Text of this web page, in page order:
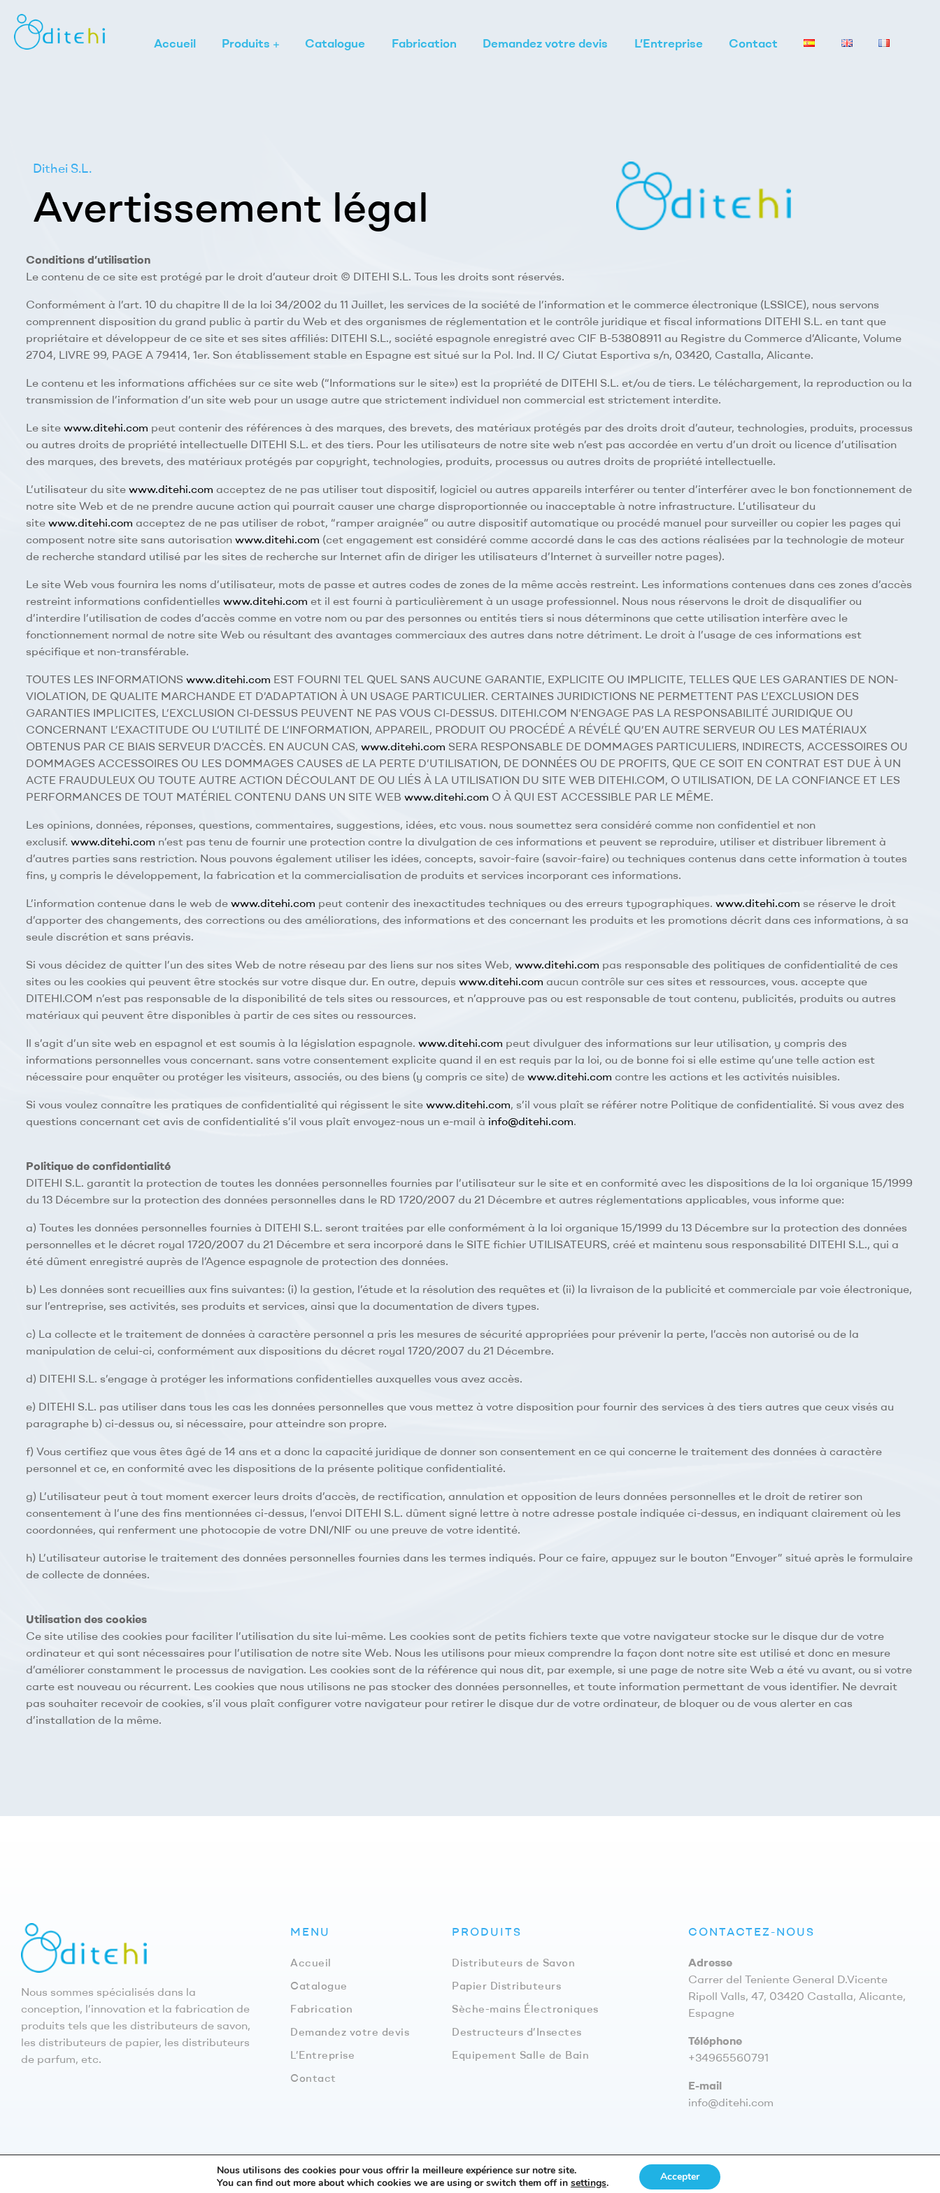
Higiene
Accueil Produits Catalogue Fabrication Demandez votre devis L’Entreprise Contact
Dithei S.L.
Avertissement légal
Conditions d’utilisation
Le contenu de ce site est protégé par le droit d’auteur droit © DITEHI S.L. Tous les droits sont réservés.
Conformément à l’art. 10 du chapitre II de la loi 34/2002 du 11 Juillet, les services de la société de l’information et le commerce électronique (LSSICE), nous servons
comprennent disposition du grand public à partir du Web et des organismes de réglementation et le contrôle juridique et fiscal informations DITEHI S.L. en tant que
propriétaire et développeur de ce site et ses sites affiliés: DITEHI S.L., société espagnole enregistré avec CIF B-53808911 au Registre du Commerce d’Alicante, Volume
2704, LIVRE 99, PAGE A 79414, 1er. Son établissement stable en Espagne est situé sur la Pol. Ind. II C/ Ciutat Esportiva s/n, 03420, Castalla, Alicante.
Le contenu et les informations affichées sur ce site web (“Informations sur le site») est la propriété de DITEHI S.L. et/ou de tiers. Le téléchargement, la reproduction ou la
transmission de l’information d’un site web pour un usage autre que strictement individuel non commercial est strictement interdite.
Le site www.ditehi.com peut contenir des références à des marques, des brevets, des matériaux protégés par des droits droit d’auteur, technologies, produits, processus
ou autres droits de propriété intellectuelle DITEHI S.L. et des tiers. Pour les utilisateurs de notre site web n’est pas accordée en vertu d’un droit ou licence d’utilisation
des marques, des brevets, des matériaux protégés par copyright, technologies, produits, processus ou autres droits de propriété intellectuelle.
L’utilisateur du site www.ditehi.com acceptez de ne pas utiliser tout dispositif, logiciel ou autres appareils interférer ou tenter d’interférer avec le bon fonctionnement de
notre site Web et de ne prendre aucune action qui pourrait causer une charge disproportionnée ou inacceptable à notre infrastructure. L’utilisateur du
site www.ditehi.com acceptez de ne pas utiliser de robot, “ramper araignée” ou autre dispositif automatique ou procédé manuel pour surveiller ou copier les pages qui
composent notre site sans autorisation www.ditehi.com (cet engagement est considéré comme accordé dans le cas des actions réalisées par la technologie de moteur
de recherche standard utilisé par les sites de recherche sur Internet afin de diriger les utilisateurs d’Internet à surveiller notre pages).
Le site Web vous fournira les noms d’utilisateur, mots de passe et autres codes de zones de la même accès restreint. Les informations contenues dans ces zones d’accès
restreint informations confidentielles www.ditehi.com et il est fourni à particulièrement à un usage professionnel. Nous nous réservons le droit de disqualifier ou
d’interdire l’utilisation de codes d’accès comme en votre nom ou par des personnes ou entités tiers si nous déterminons que cette utilisation interfère avec le
fonctionnement normal de notre site Web ou résultant des avantages commerciaux des autres dans notre détriment. Le droit à l’usage de ces informations est
spécifique et non-transférable.
TOUTES LES INFORMATIONS www.ditehi.com EST FOURNI TEL QUEL SANS AUCUNE GARANTIE, EXPLICITE OU IMPLICITE, TELLES QUE LES GARANTIES DE NON-
VIOLATION, DE QUALITE MARCHANDE ET D’ADAPTATION À UN USAGE PARTICULIER. CERTAINES JURIDICTIONS NE PERMETTENT PAS L’EXCLUSION DES
GARANTIES IMPLICITES, L’EXCLUSION CI-DESSUS PEUVENT NE PAS VOUS CI-DESSUS. DITEHI.COM N’ENGAGE PAS LA RESPONSABILITÉ JURIDIQUE OU
CONCERNANT L’EXACTITUDE OU L’UTILITÉ DE L’INFORMATION, APPAREIL, PRODUIT OU PROCÉDÉ A RÉVÉLÉ QU’EN AUTRE SERVEUR OU LES MATÉRIAUX
OBTENUS PAR CE BIAIS SERVEUR D’ACCÈS. EN AUCUN CAS, www.ditehi.com SERA RESPONSABLE DE DOMMAGES PARTICULIERS, INDIRECTS, ACCESSOIRES OU
DOMMAGES ACCESSOIRES OU LES DOMMAGES CAUSES dE LA PERTE D’UTILISATION, DE DONNÉES OU DE PROFITS, QUE CE SOIT EN CONTRAT EST DUE À UN
ACTE FRAUDULEUX OU TOUTE AUTRE ACTION DÉCOULANT DE OU LIÉS À LA UTILISATION DU SITE WEB DITEHI.COM, O UTILISATION, DE LA CONFIANCE ET LES
PERFORMANCES DE TOUT MATÉRIEL CONTENU DANS UN SITE WEB www.ditehi.com O À QUI EST ACCESSIBLE PAR LE MÊME.
Les opinions, données, réponses, questions, commentaires, suggestions, idées, etc vous. nous soumettez sera considéré comme non confidentiel et non
exclusif. www.ditehi.com n’est pas tenu de fournir une protection contre la divulgation de ces informations et peuvent se reproduire, utiliser et distribuer librement à
d’autres parties sans restriction. Nous pouvons également utiliser les idées, concepts, savoir-faire (savoir-faire) ou techniques contenus dans cette information à toutes
fins, y compris le développement, la fabrication et la commercialisation de produits et services incorporant ces informations.
L’information contenue dans le web de www.ditehi.com peut contenir des inexactitudes techniques ou des erreurs typographiques. www.ditehi.com se réserve le droit
d’apporter des changements, des corrections ou des améliorations, des informations et des concernant les produits et les promotions décrit dans ces informations, à sa
seule discrétion et sans préavis.
Si vous décidez de quitter l’un des sites Web de notre réseau par des liens sur nos sites Web, www.ditehi.com pas responsable des politiques de confidentialité de ces
sites ou les cookies qui peuvent être stockés sur votre disque dur. En outre, depuis www.ditehi.com aucun contrôle sur ces sites et ressources, vous. accepte que
DITEHI.COM n’est pas responsable de la disponibilité de tels sites ou ressources, et n’approuve pas ou est responsable de tout contenu, publicités, produits ou autres
matériaux qui peuvent être disponibles à partir de ces sites ou ressources.
Il s’agit d’un site web en espagnol et est soumis à la législation espagnole. www.ditehi.com peut divulguer des informations sur leur utilisation, y compris des
informations personnelles vous concernant. sans votre consentement explicite quand il en est requis par la loi, ou de bonne foi si elle estime qu’une telle action est
nécessaire pour enquêter ou protéger les visiteurs, associés, ou des biens (y compris ce site) de www.ditehi.com contre les actions et les activités nuisibles.
Si vous voulez connaître les pratiques de confidentialité qui régissent le site www.ditehi.com, s’il vous plaît se référer notre Politique de confidentialité. Si vous avez des
questions concernant cet avis de confidentialité s’il vous plaît envoyez-nous un e-mail à info@ditehi.com.
Politique de confidentialité
DITEHI S.L. garantit la protection de toutes les données personnelles fournies par l’utilisateur sur le site et en conformité avec les dispositions de la loi organique 15/1999
du 13 Décembre sur la protection des données personnelles dans le RD 1720/2007 du 21 Décembre et autres réglementations applicables, vous informe que:
a) Toutes les données personnelles fournies à DITEHI S.L. seront traitées par elle conformément à la loi organique 15/1999 du 13 Décembre sur la protection des données
personnelles et le décret royal 1720/2007 du 21 Décembre et sera incorporé dans le SITE fichier UTILISATEURS, créé et maintenu sous responsabilité DITEHI S.L., qui a
été dûment enregistré auprès de l’Agence espagnole de protection des données.
b) Les données sont recueillies aux fins suivantes: (i) la gestion, l’étude et la résolution des requêtes et (ii) la livraison de la publicité et commerciale par voie électronique,
sur l’entreprise, ses activités, ses produits et services, ainsi que la documentation de divers types.
c) La collecte et le traitement de données à caractère personnel a pris les mesures de sécurité appropriées pour prévenir la perte, l’accès non autorisé ou de la
manipulation de celui-ci, conformément aux dispositions du décret royal 1720/2007 du 21 Décembre.
d) DITEHI S.L. s’engage à protéger les informations confidentielles auxquelles vous avez accès.
e) DITEHI S.L. pas utiliser dans tous les cas les données personnelles que vous mettez à votre disposition pour fournir des services à des tiers autres que ceux visés au
paragraphe b) ci-dessus ou, si nécessaire, pour atteindre son propre.
f) Vous certifiez que vous êtes âgé de 14 ans et a donc la capacité juridique de donner son consentement en ce qui concerne le traitement des données à caractère
personnel et ce, en conformité avec les dispositions de la présente politique confidentialité.
g) L’utilisateur peut à tout moment exercer leurs droits d’accès, de rectification, annulation et opposition de leurs données personnelles et le droit de retirer son
consentement à l’une des fins mentionnées ci-dessus, l’envoi DITEHI S.L. dûment signé lettre à notre adresse postale indiquée ci-dessus, en indiquant clairement où les
coordonnées, qui renferment une photocopie de votre DNI/NIF ou une preuve de votre identité.
h) L’utilisateur autorise le traitement des données personnelles fournies dans les termes indiqués. Pour ce faire, appuyez sur le bouton “Envoyer” situé après le formulaire
de collecte de données.
Utilisation des cookies
Ce site utilise des cookies pour faciliter l’utilisation du site lui-même. Les cookies sont de petits fichiers texte que votre navigateur stocke sur le disque dur de votre
ordinateur et qui sont nécessaires pour l’utilisation de notre site Web. Nous les utilisons pour mieux comprendre la façon dont notre site est utilisé et donc en mesure
d’améliorer constamment le processus de navigation. Les cookies sont de la référence qui nous dit, par exemple, si une page de notre site Web a été vu avant, ou si votre
carte est nouveau ou récurrent. Les cookies que nous utilisons ne pas stocker des données personnelles, et toute information permettant de vous identifier. Ne devrait
pas souhaiter recevoir de cookies, s’il vous plaît configurer votre navigateur pour retirer le disque dur de votre ordinateur, de bloquer ou de vous alerter en cas
d’installation de la même.
Nous sommes spécialisés dans la
conception, l’innovation et la fabrication de
produits tels que les distributeurs de savon,
les distributeurs de papier, les distributeurs
de parfum, etc.
MENU
Accueil
Catalogue
Fabrication
Demandez votre devis
L’Entreprise
Contact
PRODUITS
Distributeurs de Savon
Papier Distributeurs
Sèche-mains Électroniques
Destructeurs d’Insectes
Equipement Salle de Bain
CONTACTEZ-NOUS
Adresse
Carrer del Teniente General D.Vicente
Ripoll Valls, 47, 03420 Castalla, Alicante,
Espagne
Téléphone
+34965560791
E-mail
info@ditehi.com
DITEHI · Diseños Técnicos de Higiene S.L. Tous droits réservés –Avis légal– Confidentialité –Cookies
Nous utilisons des cookies pour vous offrir la meilleure expérience sur notre site.
You can find out more about which cookies we are using or switch them off in settings. Accepter